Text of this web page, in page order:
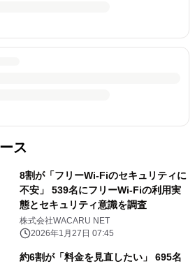
ス
8割が「フリーWi-Fiのセキュリティに
不安」 539名にフリーWi-Fiの利用実
態とセキュリティ意識を調査
株式会社WACARU NET
2026年1月27日 07:45
約6割が「料金を見直したい」 695名